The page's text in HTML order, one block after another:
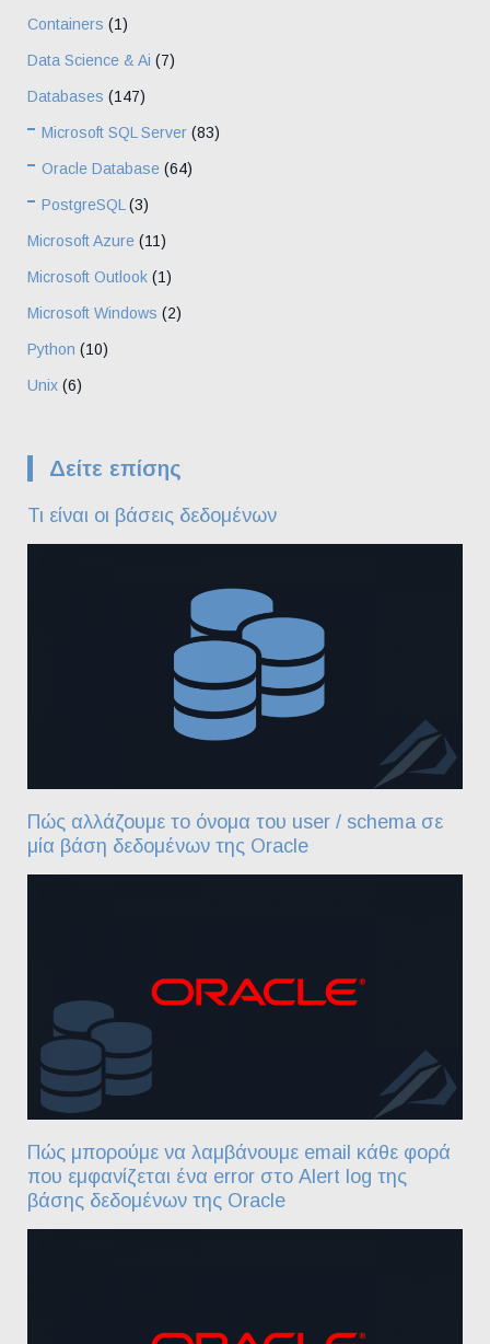
Containers (1)
Data Science & Ai (7)
Databases (147)
Microsoft SQL Server (83)
Oracle Database (64)
PostgreSQL (3)
Microsoft Azure (11)
Microsoft Outlook (1)
Microsoft Windows (2)
Python (10)
Unix (6)
Δείτε επίσης
Τι είναι οι βάσεις δεδομένων
Πώς αλλάζουμε το όνομα του user / schema σε
μία βάση δεδομένων της Oracle
Πώς μπορούμε να λαμβάνουμε email κάθε φορά
που εμφανίζεται ένα error στο Alert log της
βάσης δεδομένων της Oracle